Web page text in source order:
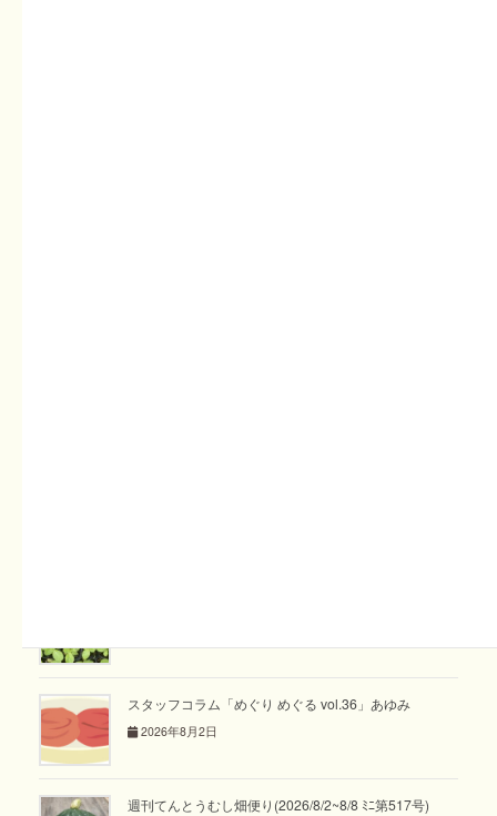
スタッフコラム「めぐり めぐる vol.36」あゆみ
2026年8月2日
週刊てんとうむし畑便り(2026/8/2~8/8 ﾐﾆ第517号)